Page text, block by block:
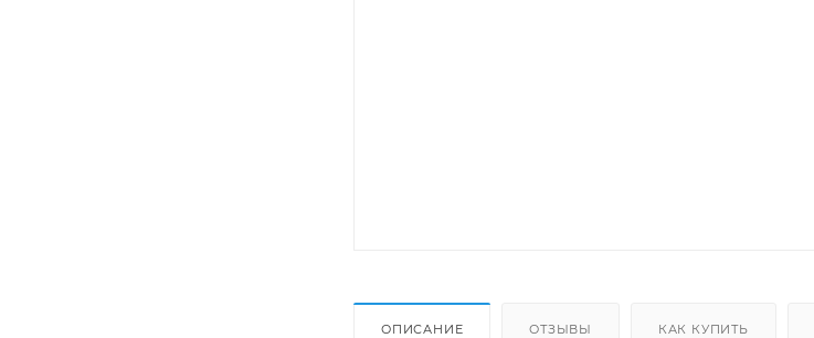
ОПИСАНИЕ ОТЗЫВЫ КАК КУПИТЬ